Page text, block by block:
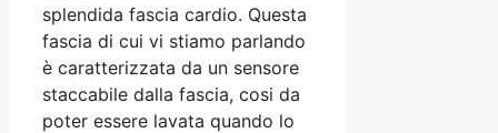
splendida fascia cardio. Questa
fascia di cui vi stiamo parlando
è caratterizzata da un sensore
staccabile dalla fascia, cosi da
poter essere lavata quando lo